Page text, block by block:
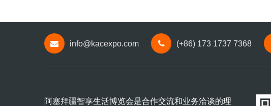
info@kacexpo.com (+86) 173 1737 7368
阿塞拜疆智享生活博览会是合作交流和业务洽谈的理